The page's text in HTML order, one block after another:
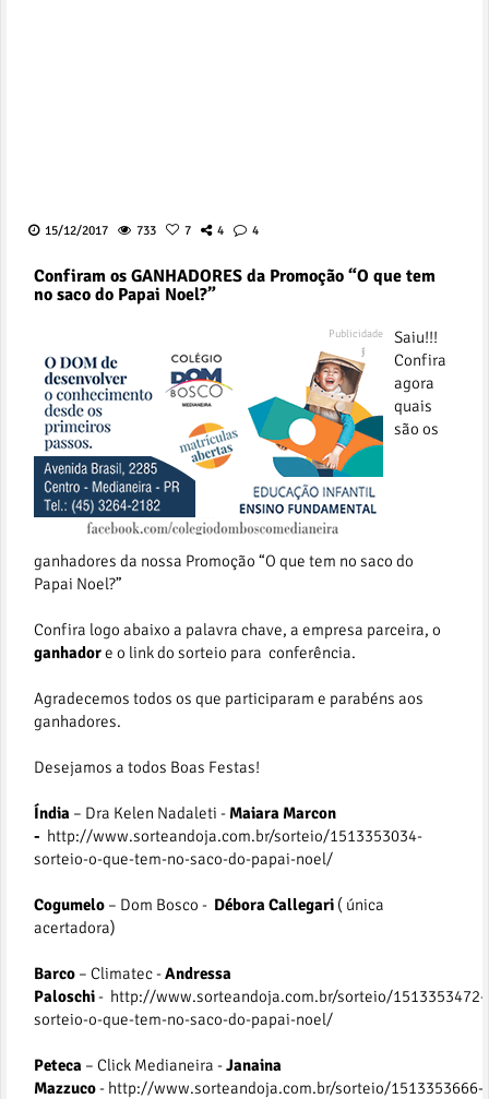
15/12/2017 733 7 4 4
Confiram os GANHADORES da Promoção “O que tem
no saco do Papai Noel?”
Saiu!!!
Confira
agora
quais
são os
ganhadores da nossa Promoção “O que tem no saco do
Papai Noel?”
Confira logo abaixo a palavra chave, a empresa parceira, o
ganhadore o link do sorteio para conferência.
Agradecemos todos os que participaram e parabéns aos
ganhadores.
Desejamos a todos Boas Festas!
Índia – Dra Kelen Nadaleti -Maiara Marcon
- http://www.sorteandoja.com.br/sorteio/1513353034-
sorteio-o-que-tem-no-saco-do-papai-noel/
Cogumelo – Dom Bosco - Débora Callegari ( única
acertadora)
Barco – Climatec -Andressa
Paloschi- http://www.sorteandoja.com.br/sorteio/1513353472-
sorteio-o-que-tem-no-saco-do-papai-noel/
Peteca – Click Medianeira -Janaina
Mazzuco- http://www.sorteandoja.com.br/sorteio/1513353666-